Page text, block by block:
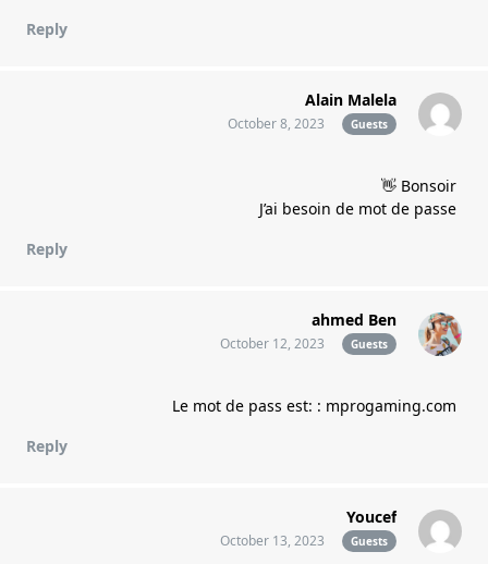
Reply
Alain Malela
Guests
October 8, 2023
Bonsoir 👋
J’ai besoin de mot de passe
Reply
ahmed Ben
Guests
October 12, 2023
Le mot de pass est: : mprogaming.com
Reply
Youcef
Guests
October 13, 2023